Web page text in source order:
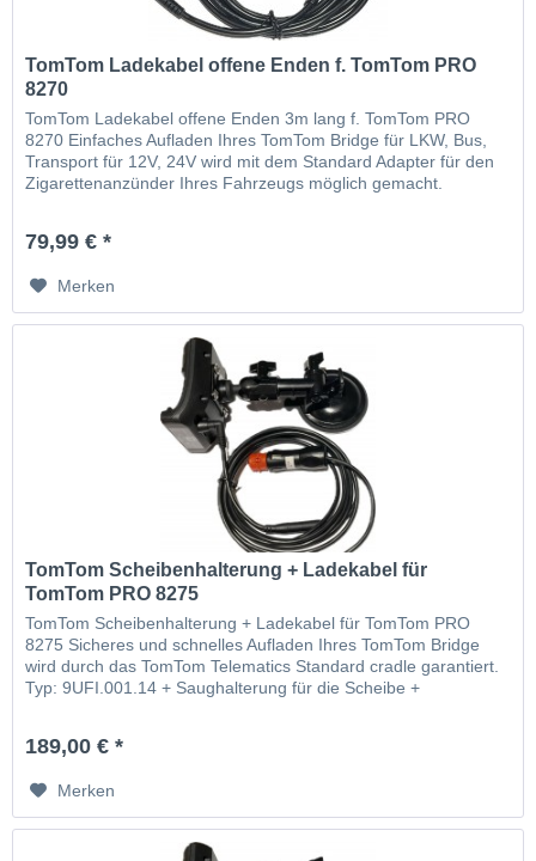
TomTom Ladekabel offene Enden f. TomTom PRO
8270
TomTom Ladekabel offene Enden 3m lang f. TomTom PRO
8270 Einfaches Aufladen Ihres TomTom Bridge für LKW, Bus,
Transport für 12V, 24V wird mit dem Standard Adapter für den
Zigarettenanzünder Ihres Fahrzeugs möglich gemacht.
79,99 € *
Merken
TomTom Scheibenhalterung + Ladekabel für
TomTom PRO 8275
TomTom Scheibenhalterung + Ladekabel für TomTom PRO
8275 Sicheres und schnelles Aufladen Ihres TomTom Bridge
wird durch das TomTom Telematics Standard cradle garantiert.
Typ: 9UFI.001.14 + Saughalterung für die Scheibe +
189,00 € *
Merken